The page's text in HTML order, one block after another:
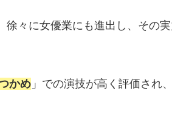
々に女優業にも進出し、その
かめ 」での演技が高く評価され